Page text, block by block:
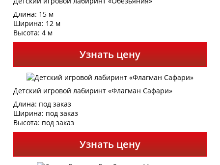
Длина: 15 м
Ширина: 12 м
Высота: 4 м
Узнать цену
Детский игровой лабиринт «Флагман Сафари»
Длина: под заказ
Ширина: под заказ
Высота: под заказ
Узнать цену